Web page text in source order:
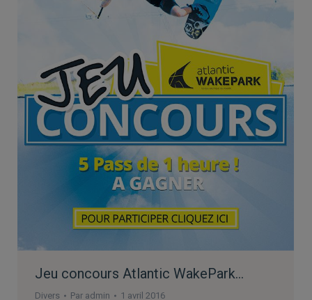
Jeu concours Atlantic WakePark…
Divers Par admin 1 avril 2016